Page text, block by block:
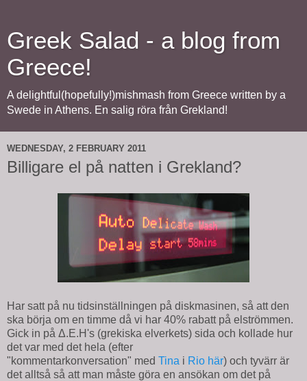
Greek Salad - a blog from
Greece!
A delightful(hopefully!)mishmash from Greece written by a
Swede in Athens. En salig röra från Grekland!
WEDNESDAY, 2 FEBRUARY 2011
Billigare el på natten i Grekland?
Har satt på nu tidsinställningen på diskmasinen, så att den
ska börja om en timme då vi har 40% rabatt på elströmmen.
Gick in på Δ.Ε.Η's (grekiska elverkets) sida och kollade hur
det var med det hela (efter
"kommentarkonversation" med Tina i Rio här) och tyvärr är
det alltså så att man måste göra en ansökan om det på